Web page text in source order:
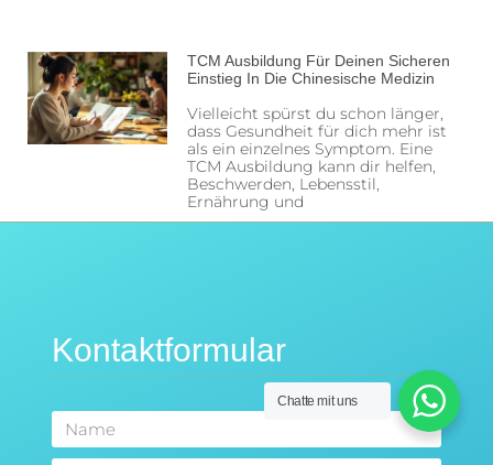
TCM Ausbildung Für Deinen Sicheren
Einstieg In Die Chinesische Medizin
Vielleicht spürst du schon länger,
dass Gesundheit für dich mehr ist
als ein einzelnes Symptom. Eine
TCM Ausbildung kann dir helfen,
Beschwerden, Lebensstil,
Ernährung und
Kontaktformular
Chatte mit uns